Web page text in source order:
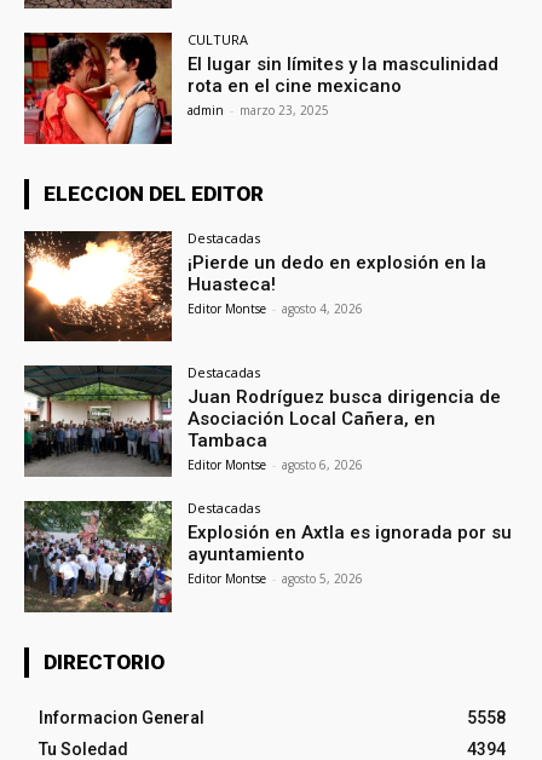
CULTURA
El lugar sin límites y la masculinidad
rota en el cine mexicano
admin - marzo 23, 2025
ELECCION DEL EDITOR
Destacadas
¡Pierde un dedo en explosión en la
Huasteca!
Editor Montse - agosto 4, 2026
Destacadas
Juan Rodríguez busca dirigencia de
Asociación Local Cañera, en
Tambaca
Editor Montse - agosto 6, 2026
Destacadas
Explosión en Axtla es ignorada por su
ayuntamiento
Editor Montse - agosto 5, 2026
DIRECTORIO
Informacion General
5558
Tu Soledad
4394